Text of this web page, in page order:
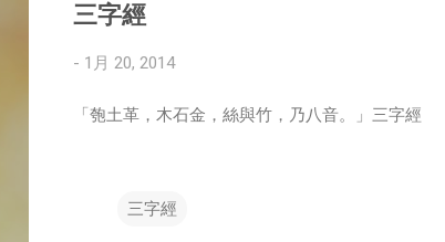
三字經
- 1月 20, 2014
「匏土革，木石金，絲與竹，乃八音。」三字經
三字經